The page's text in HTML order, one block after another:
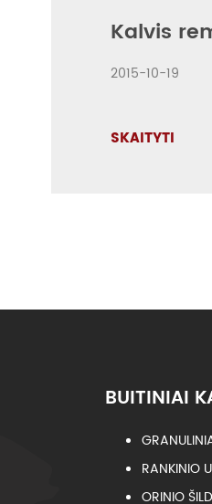
Kalvis
2015-10-19
SKAITYTI
BUITINIAI
RANKINIO
ORINIO